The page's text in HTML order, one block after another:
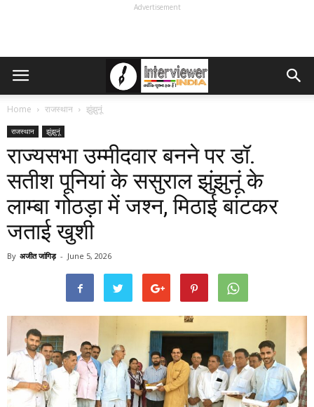
Advertisement
Home राजस्थान झुंझुनूं
राजस्थान झुंझुनूं
राज्यसभा उम्मीदवार बनने पर डॉ.
सतीश पूनियां के ससुराल झुंझुनूं के
लाम्बा गोठड़ा में जश्न, मिठाई बांटकर
जताई खुशी
By अजीत जांगिड़ - June 5, 2026